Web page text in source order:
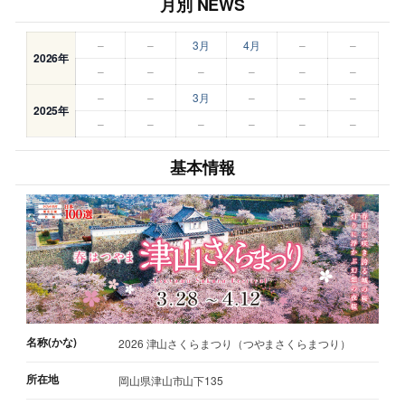
2026年
– – 3月 4月 –
–
–
– – – – –
2025年
– – 3月 – –
–
–
– – – – –
基本情報
名称(かな) 2026 津山さくらまつり（つやまさくらまつり）
所在地 岡山県津山市山下135